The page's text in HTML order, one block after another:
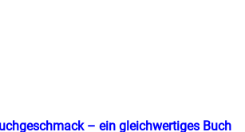
– ein gleichwertiges Buch